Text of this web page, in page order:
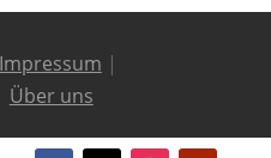
Impressum |
Über uns